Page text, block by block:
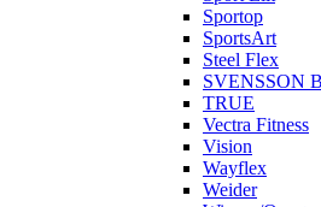
Sportop
SportsArt
Steel Flex
SVENSSON
TRUE
Vectra Fitness
Vision
Wayflex
Weider